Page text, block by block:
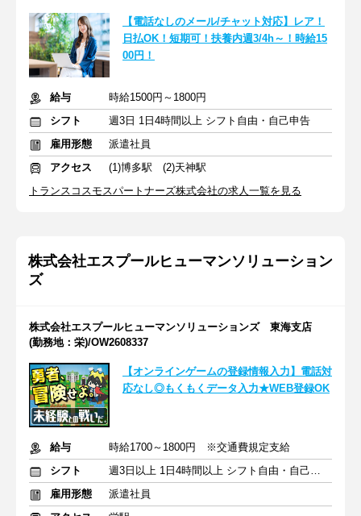
【電話なしのメール/チャット対応】レア！
日払OK！短期可！扶養内週3/4h～！時給15
00円！
給与
時給1500円～1800円
シフト
週3日 1日4時間以上 シフト自由・自己申告
雇用形態
派遣社員
アクセス
(1)博多駅 (2)天神駅
トランスコスモスパートナーズ株式会社の求人一覧を見る
株式会社エスプールヒューマンソリューション
ズ
株式会社エスプールヒューマンソリューションズ 東海支店
(勤務地：栄)/OW2608337
【オンラインゲームの登録情報入力】電話対
応なし◎もくもくデータ入力★WEB登録OK
給与
時給1700～1800円 ※交通費規定支給
シフト
週3日以上 1日4時間以上 シフト自由・自己申告
雇用形態
派遣社員